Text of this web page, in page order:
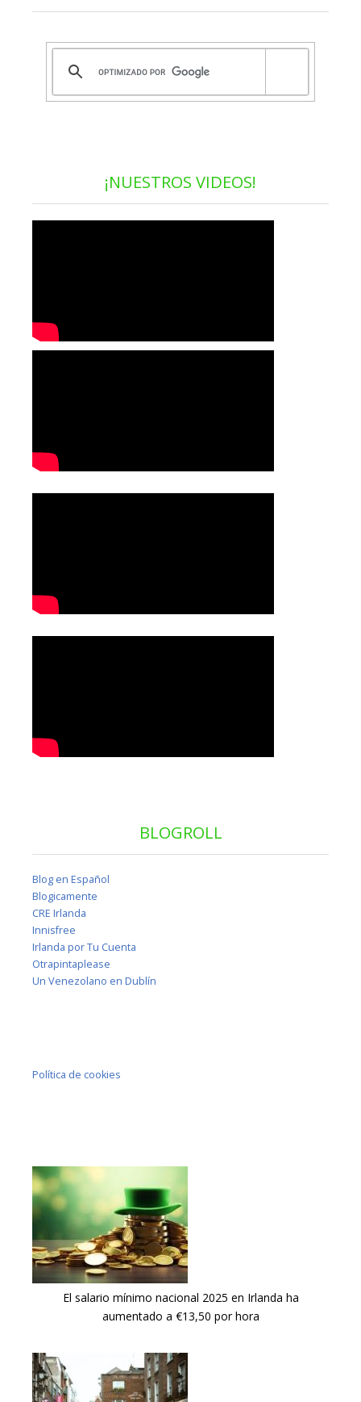
¡NUESTROS VIDEOS!
BLOGROLL
Blog en Español
Blogicamente
CRE Irlanda
Innisfree
Irlanda por Tu Cuenta
Otrapintaplease
Un Venezolano en Dublín
Política de cookies
El salario mínimo nacional 2025 en Irlanda ha
aumentado a €13,50 por hora